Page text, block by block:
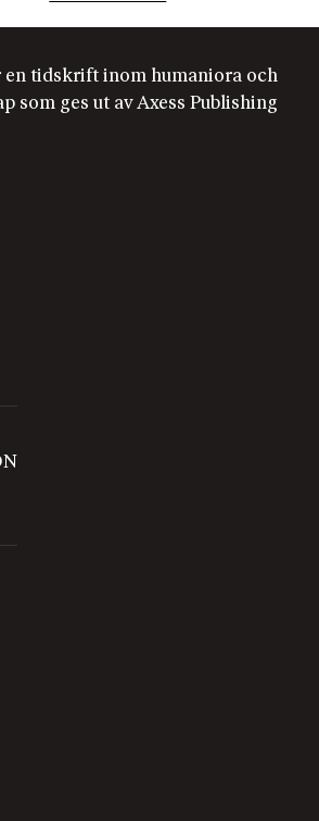
en tidskrift inom humaniora och
som ges ut av Axess Publishing